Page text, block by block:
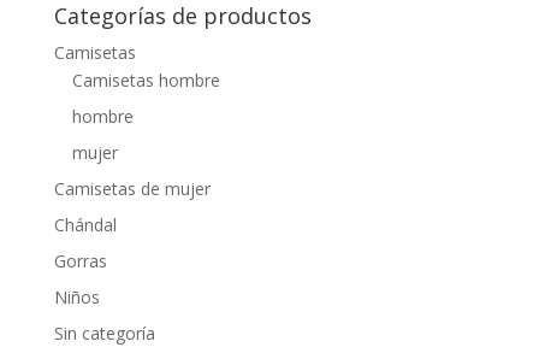
Categorías de productos
Camisetas
Camisetas hombre
hombre
mujer
Camisetas de mujer
Chándal
Gorras
Niños
Sin categoría